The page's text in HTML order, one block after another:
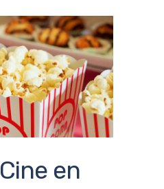
Cine en